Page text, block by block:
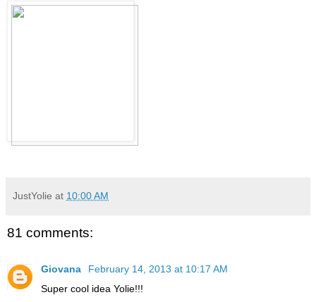
JustYolie at 10:00 AM
81 comments:
Giovana
February 14, 2013 at 10:17 AM
Super cool idea Yolie!!!